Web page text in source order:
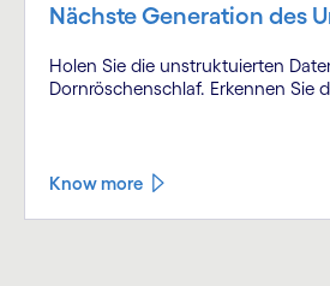
Nächste Generation des
Holen Sie die unstruktuierten
Dornröschenschlaf. Erkennen Sie
Know more